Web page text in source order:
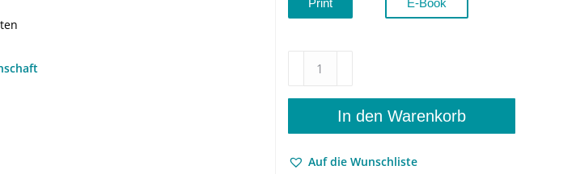
Lektüreparadox
Levers
und
In den Warenkorb
Auf die Wunschliste